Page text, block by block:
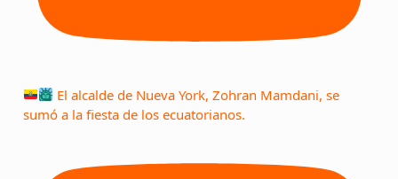
El alcalde de Nueva York, Zohran Mamdani, se
sumó a la fiesta de los ecuatorianos.